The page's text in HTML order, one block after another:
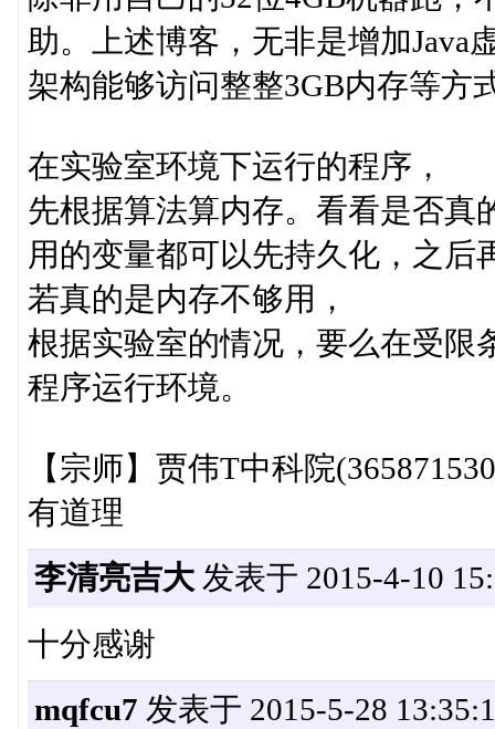
助。上述博客，无非是增加Java
架构能够访问整整3GB内存等方
在实验室环境下运行的程序，
先根据算法算内存。看看是否真
用的变量都可以先持久化，之后
若真的是内存不够用，
根据实验室的情况，要么在受限
程序运行环境。
【宗师】贾伟T中科院
有道理
李清亮吉大发表于 2015-4-10
十分感谢
mqfcu7 发表于 2015-5-28